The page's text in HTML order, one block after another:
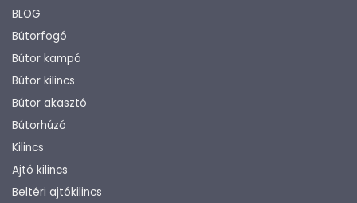
BLOG
Bútorfogó
Bútor kampó
Bútor kilincs
Bútor akasztó
Bútorhúzó
Kilincs
Ajtó kilincs
Beltéri ajtókilincs